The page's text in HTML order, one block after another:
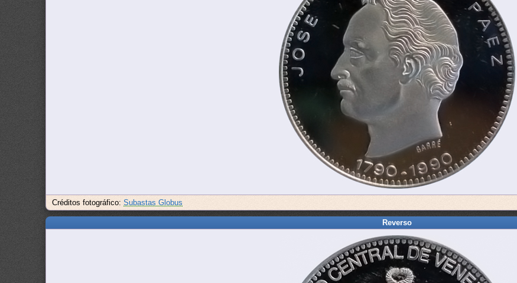
Créditos fotográfico:Subastas Globus
Reverso